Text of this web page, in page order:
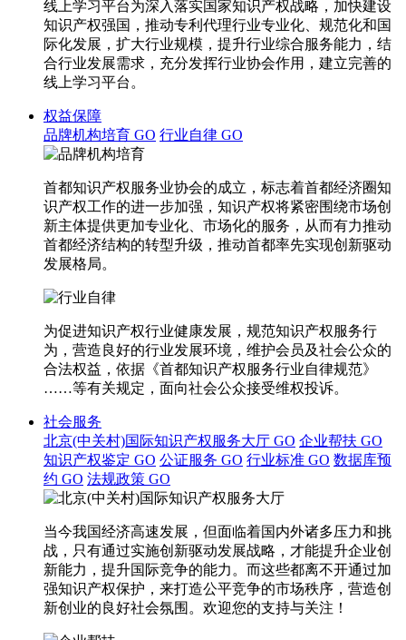
线上学习平台为深入落实国家知识产权战略，加快建设
知识产权强国，推动专利代理行业专业化、规范化和国
际化发展，扩大行业规模，提升行业综合服务能力，结
合行业发展需求，充分发挥行业协会作用，建立完善的
线上学习平台。
权益保障
品牌机构培育 GO 行业自律 GO
首都知识产权服务业协会的成立，标志着首都经济圈知
识产权工作的进一步加强，知识产权将紧密围绕市场创
新主体提供更加专业化、市场化的服务，从而有力推动
首都经济结构的转型升级，推动首都率先实现创新驱动
发展格局。
为促进知识产权行业健康发展，规范知识产权服务行
为，营造良好的行业发展环境，维护会员及社会公众的
合法权益，依据《首都知识产权服务行业自律规范》
……等有关规定，面向社会公众接受维权投诉。
社会服务
北京(中关村)国际知识产权服务大厅 GO 企业帮扶 GO
知识产权鉴定 GO 公证服务 GO 行业标准 GO 数据库预
约 GO 法规政策 GO
当今我国经济高速发展，但面临着国内外诸多压力和挑
战，只有通过实施创新驱动发展战略，才能提升企业创
新能力，提升国际竞争的能力。而这些都离不开通过加
强知识产权保护，来打造公平竞争的市场秩序，营造创
新创业的良好社会氛围。欢迎您的支持与关注！